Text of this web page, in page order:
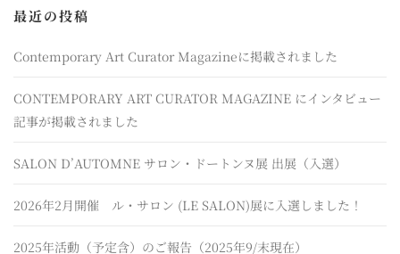
最近の投稿
Contemporary Art Curator Magazineに掲載されました
CONTEMPORARY ART CURATOR MAGAZINE にインタビュー
記事が掲載されました
SALON D’AUTOMNE サロン・ドートンヌ展 出展（入選）
2026年2月開催 ル・サロン (LE SALON)展に入選しました！
2025年活動（予定含）のご報告（2025年9/末現在）